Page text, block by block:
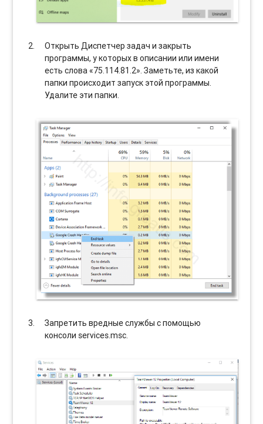
Открыть Диспетчер задач и закрыть
программы, у которых в описании или имени
есть слова «75.114.81.2». Заметьте, из какой
папки происходит запуск этой программы.
Удалите эти папки.
Запретить вредные службы с помощью
консоли services.msc.